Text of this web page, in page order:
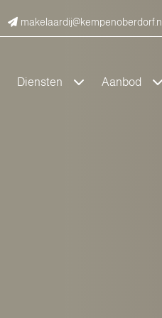
makelaardij@kempenoberdorf.nl
Diensten Aanbod